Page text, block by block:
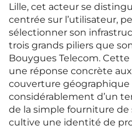
Lille, cet acteur se
centrée sur l’utilisateur,
sélectionner son
trois grands piliers que
Bouygues Telecom.
une réponse concrète
couverture géographique
considérablement d’un
de la simple fourniture de
cultive une identité de